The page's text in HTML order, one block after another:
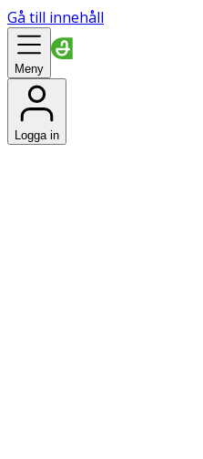
Gå till innehåll
Meny
Logga in